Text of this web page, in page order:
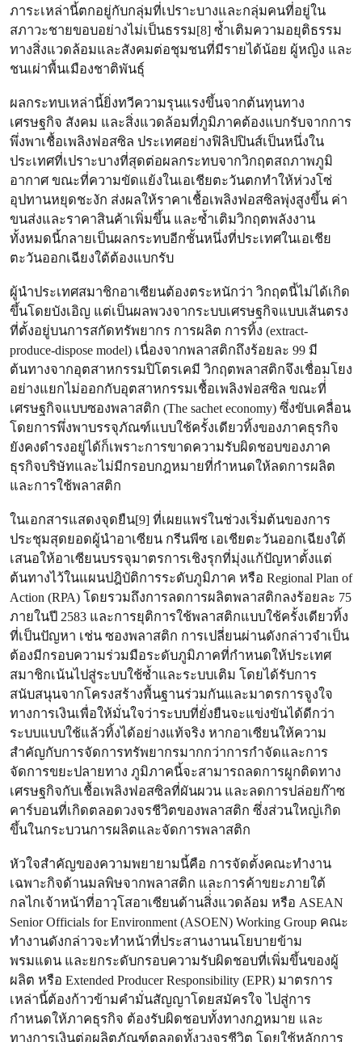
ภาระเหล่านี้ตกอยู่กับกลุ่มที่เปราะบางและกลุ่มคนที่อยู่ใน
สภาวะชายขอบอย่างไม่เป็นธรรม[8] ซ้ำเติมความอยุติธรรม
ทางสิ่งแวดล้อมและสังคมต่อชุมชนที่มีรายได้น้อย ผู้หญิง และ
ชนเผ่าพื้นเมืองชาติพันธุ์
ผลกระทบเหล่านี้ยิ่งทวีความรุนแรงขึ้นจากต้นทุนทาง
เศรษฐกิจ สังคม และสิ่งแวดล้อมที่ภูมิภาคต้องแบกรับจากการ
พึ่งพาเชื้อเพลิงฟอสซิล ประเทศอย่างฟิลิปปินส์เป็นหนึ่งใน
ประเทศที่เปราะบางที่สุดต่อผลกระทบจากวิกฤตสถภาพภูมิ
อากาศ ขณะที่ความขัดแย้งในเอเชียตะวันตกทำให้ห่วงโซ่
อุปทานหยุดชะงัก ส่งผลให้ราคาเชื้อเพลิงฟอสซิลพุ่งสูงขึ้น ค่า
ขนส่งและราคาสินค้าเพิ่มขึ้น และซ้ำเติมวิกฤตพลังงาน
ทั้งหมดนี้กลายเป็นผลกระทบอีกชั้นหนึ่งที่ประเทศในเอเชีย
ตะวันออกเฉียงใต้ต้องแบกรับ
ผู้นำประเทศสมาชิกอาเซียนต้องตระหนักว่า วิกฤตนี้ไม่ได้เกิด
ขึ้นโดยบังเอิญ แต่เป็นผลพวงจากระบบเศรษฐกิจแบบเส้นตรง
ที่ตั้งอยู่บนการสกัดทรัพยากร การผลิต การทิ้ง (extract-
produce-dispose model) เนื่องจากพลาสติกถึงร้อยละ 99 มี
ต้นทางจากอุตสาหกรรมปิโตรเคมี วิกฤตพลาสติกจึงเชื่อมโยง
อย่างแยกไม่ออกกับอุตสาหกรรมเชื้อเพลิงฟอสซิล ขณะที่่
เศรษฐกิจแบบซองพลาสติก (The sachet economy) ซึ่งขับเคลื่อน
โดยการพึ่งพาบรรจุภัณฑ์แบบใช้ครั้งเดียวทิ้งของภาคธุรกิจ
ยังคงดำรงอยู่ได้ก็เพราะการขาดความรับผิดชอบของภาค
ธุรกิจบริษัทและไม่มีกรอบกฎหมายที่กำหนดให้ลดการผลิต
และการใช้พลาสติก
ในเอกสารแสดงจุดยืน[9] ที่เผยแพร่ในช่วงเริ่มต้นของการ
ประชุมสุดยอดผู้นำอาเซียน กรีนพีซ เอเชียตะวันออกเฉียงใต้
เสนอให้อาเซียนบรรจุมาตรการเชิงรุกที่มุ่งแก้ปัญหาตั้งแต่
ต้นทางไว้ในแผนปฎิบัติการระดับภูมิภาค หรือ Regional Plan of
Action (RPA) โดยรวมถึงการลดการผลิตพลาสติกลงร้อยละ 75
ภายในปี 2583 และการยุติการใช้พลาสติกแบบใช้ครั้งเดียวทิ้ง
ที่เป็นปัญหา เช่น ซองพลาสติก การเปลี่ยนผ่านดังกล่าวจำเป็น
ต้องมีกรอบความร่วมมือระดับภูมิภาคที่กำหนดให้ประเทศ
สมาชิกเน้นไปสู่ระบบใช้ซ้ำและระบบเติม โดยได้รับการ
สนับสนุนจากโครงสร้างพื้นฐานร่วมกันและมาตรการจูงใจ
ทางการเงินเพื่อให้มั่นใจว่าระบบที่ยั่งยืนจะแข่งขันได้ดีกว่า
ระบบแบบใช้แล้วทิ้งได้อย่างแท้จริง หากอาเซียนให้ความ
สำคัญกับการจัดการทรัพยากรมากกว่าการกำจัดและการ
จัดการขยะปลายทาง ภูมิภาคนี้จะสามารถลดการผูกติดทาง
เศรษฐกิจกับเชื้อเพลิงฟอสซิลที่ผันผวน และลดการปล่อยก๊าซ
คาร์บอนที่เกิดตลอดวงจรชีวิตของพลาสติก ซึ่งส่วนใหญ่เกิด
ขึ้นในกระบวนการผลิตและจัดการพลาสติก
หัวใจสำคัญของความพยายามนี้คือ การจัดตั้งคณะทำงาน
เฉพาะกิจด้านมลพิษจากพลาสติก และการค้าขยะภายใต้
กลไกเจ้าหน้าที่อาวุโสอาเซียนด้านสิ่่งแวดล้อม หรือ ASEAN
Senior Officials for Environment (ASOEN) Working Group คณะ
ทำงานดังกล่าวจะทำหน้าที่ประสานงานนโยบายข้าม
พรมแดน และยกระดับกรอบความรับผิดชอบที่เพิ่มขึ้นของผู้
ผลิต หรือ Extended Producer Responsibility (EPR) มาตรการ
เหล่านี้ต้องก้าวข้ามคำมั่นสัญญาโดยสมัครใจ ไปสู่การ
กำหนดให้ภาคธุรกิจ ต้องรับผิดชอบทั้งทางกฎหมาย และ
ทางการเงินต่อผลิตภัณฑ์ตลอดทั้งวงจรชีวิต โดยใช้หลักการ